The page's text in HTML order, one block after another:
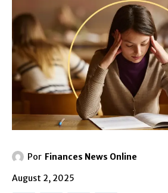
Por Finances News Online
August 2, 2025